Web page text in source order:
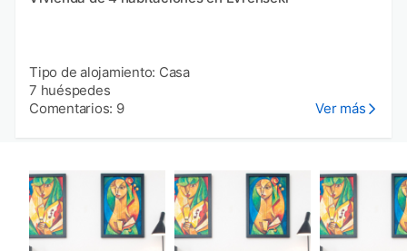
Tipo de alojamiento: Casa
7 huéspedes
Comentarios: 9
Ver más